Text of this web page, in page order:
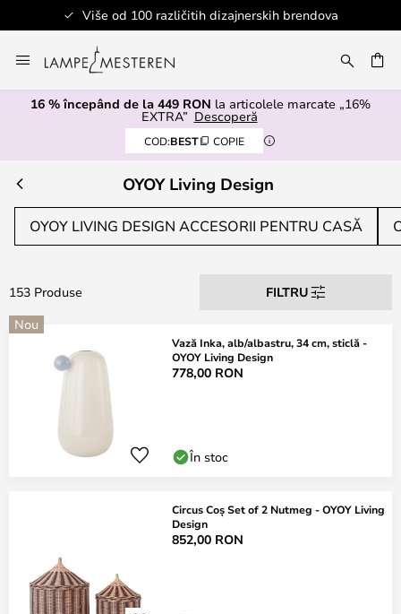
različitih dizajnerskih brendova
la
Continut
16 % începând de la 449 RON la articolele marcate „16%
EXTRA” Descoperă
COD:BEST COPIE
OYOY Living Design
OYOY LIVING DESIGN ACCESORII PENTRU CASĂ
153 Produse
FILTRU
Nou
Vază Inka, alb/albastru, 34 cm, sticlă -
OYOY Living Design
778,00 RON
În stoc
Circus Coș Set of 2 Nutmeg - OYOY Living
Design
852,00 RON